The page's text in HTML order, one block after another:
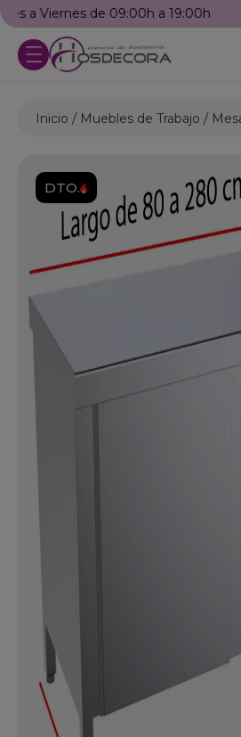
Llámanos: 976 25
Inicio Muebles de Trabajo
DTO.